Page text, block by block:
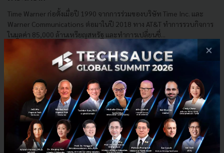
Time Warner ก่อตั้งเมื่อปี 1990 จากการร่วมของบริษัท Time Inc. และ
Warner Communications ต่อมาในปี 2018 ทาง AT&T ทำการรวบกิจการ
ในมูลค่า 85,000 ล้านเหรียญสหรัฐ และทำการเปลี่ยนชื่...
| ByTechsauce Team
Mic Mashable
×